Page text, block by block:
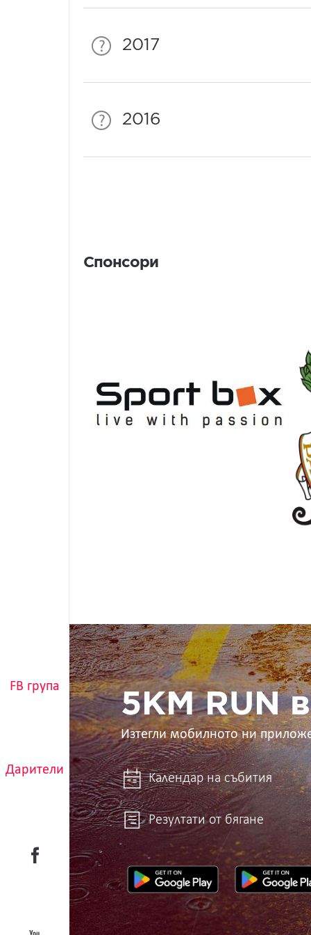
FB група
Дарители
2017
2016
Спонсори
5KM
RUN
в
ръцете
ти
5KM RUN
Изтегли мобилното ни
Календар на събития
Резултати от бягане